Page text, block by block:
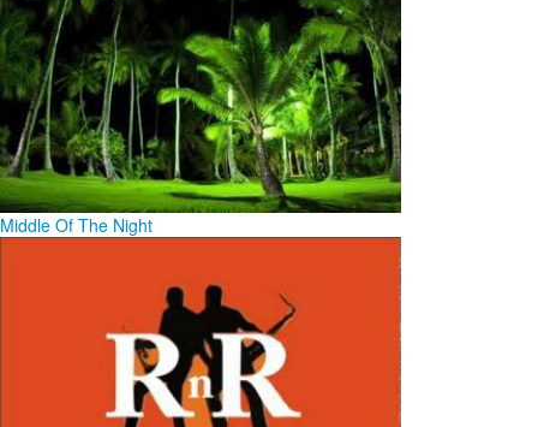
Middle Of The Night